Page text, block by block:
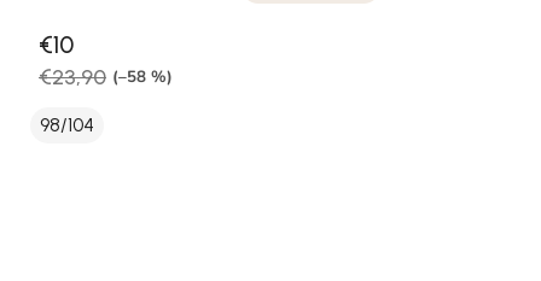
€10
€23,90 (–58 %)
98/104